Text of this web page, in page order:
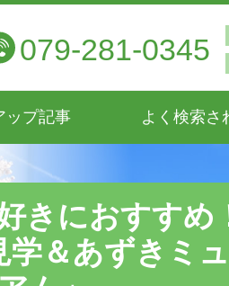
きにおすすめ
学＆あずきミ
079-281-0345
ップ記事 よく検索さ